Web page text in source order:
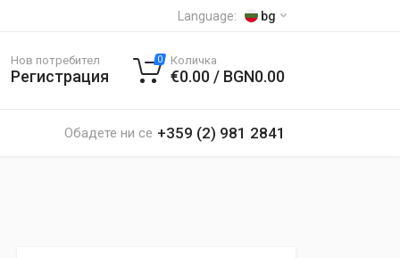
Language: bg
Обадете ни се +359 (2) 981 2841
Нов потребител
Регистрация
0 Количка
€0.00 / BGN0.00